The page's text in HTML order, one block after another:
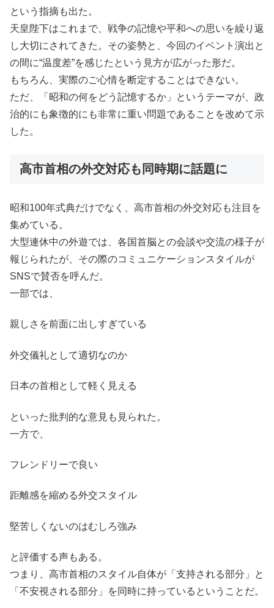
という指摘も出た。
天皇陛下はこれまで、戦争の記憶や平和への思いを繰り返
し大切にされてきた。その姿勢と、今回のイベント演出と
の間に“温度差”を感じたという見方が広がった形だ。
もちろん、実際のご心情を断定することはできない。
ただ、「昭和の何をどう記憶するか」というテーマが、政
治的にも象徴的にも非常に重い問題であることを改めて示
した。
高市首相の外交対応も同時期に話題に
昭和100年式典だけでなく、高市首相の外交対応も注目を
集めている。
大型連休中の外遊では、各国首脳との会談や交流の様子が
報じられたが、その際のコミュニケーションスタイルが
SNSで賛否を呼んだ。
一部では、
親しさを前面に出しすぎている
外交儀礼として適切なのか
日本の首相として軽く見える
といった批判的な意見も見られた。
一方で、
フレンドリーで良い
距離感を縮める外交スタイル
堅苦しくないのはむしろ強み
と評価する声もある。
つまり、高市首相のスタイル自体が「支持される部分」と
「不安視される部分」を同時に持っているということだ。